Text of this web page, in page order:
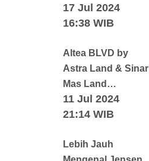
17 Jul 2024
16:38 WIB
Altea BLVD by
Astra Land & Sinar
Mas Land…
11 Jul 2024
21:14 WIB
Lebih Jauh